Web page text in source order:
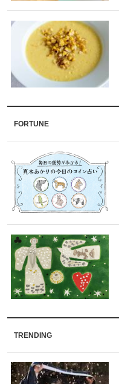
FORTUNE
TRENDING